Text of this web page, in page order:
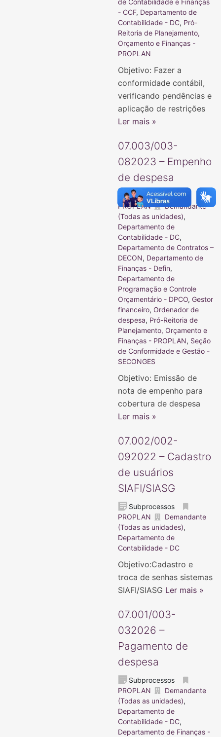
de Contabilidade e Finanças
- CCF, Departamento de
Contabilidade - DC, Pró-
Reitoria de Planejamento,
Orçamento e Finanças -
PROPLAN
Objetivo: Fazer a
conformidade contábil,
verificando pendências e
aplicação de restrições
Ler mais »
07.003/003-
082023 – Empenho
de despesa
Subprocessos
PROPLAN
Demandante
(Todas as unidades),
Departamento de
Contabilidade - DC,
Departamento de Contratos –
DECON, Departamento de
Finanças - Defin,
Departamento de
Programação e Controle
Orçamentário - DPCO, Gestor
financeiro, Ordenador de
despesa, Pró-Reitoria de
Planejamento, Orçamento e
Finanças - PROPLAN, Seção
de Conformidade e Gestão -
SECONGES
Objetivo: Emissão de
nota de empenho para
cobertura de despesa
Ler mais »
07.002/002-
092022 – Cadastro
de usuários
SIAFI/SIASG
Subprocessos
PROPLAN
Demandante
(Todas as unidades),
Departamento de
Contabilidade - DC
Objetivo:Cadastro e
troca de senhas sistemas
SIAFI/SIASG Ler mais »
07.001/003-
032026 –
Pagamento de
despesa
Subprocessos
PROPLAN
Demandante
(Todas as unidades),
Departamento de
Contabilidade - DC,
Departamento de Finanças -